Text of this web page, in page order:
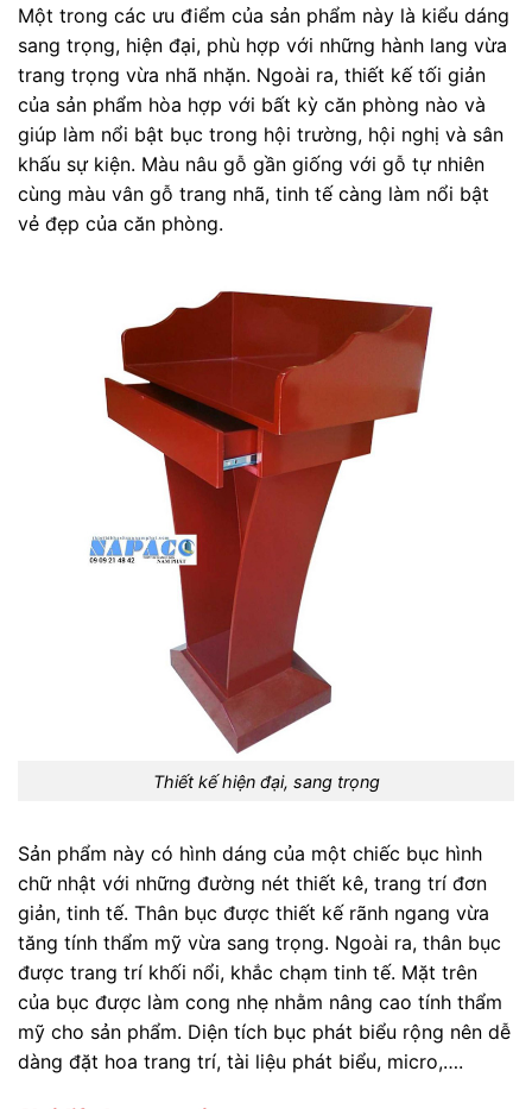
Một trong các ưu điểm của sản phẩm này là kiểu dáng
sang trọng, hiện đại, phù hợp với những hành lang vừa
trang trọng vừa nhã nhặn. Ngoài ra, thiết kế tối giản
của sản phẩm hòa hợp với bất kỳ căn phòng nào và
giúp làm nổi bật bục trong hội trường, hội nghị và sân
khấu sự kiện. Màu nâu gỗ gần giống với gỗ tự nhiên
cùng màu vân gỗ trang nhã, tinh tế càng làm nổi bật
vẻ đẹp của căn phòng.
Thiết kế hiện đại, sang trọng
Sản phẩm này có hình dáng của một chiếc bục hình
chữ nhật với những đường nét thiết kê, trang trí đơn
giản, tinh tế. Thân bục được thiết kế rãnh ngang vừa
tăng tính thẩm mỹ vừa sang trọng. Ngoài ra, thân bục
được trang trí khối nổi, khắc chạm tinh tế. Mặt trên
của bục được làm cong nhẹ nhằm nâng cao tính thẩm
mỹ cho sản phẩm. Diện tích bục phát biểu rộng nên dễ
dàng đặt hoa trang trí, tài liệu phát biểu, micro,….